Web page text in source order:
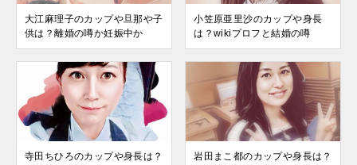
大江麻理子のカップや旦那や子
供は？離婚の噂か妊娠中か
小笠原亜里沙のカップや身長
は？wikiプロフと結婚の噂
寺田ちひろのカップや身長は？
岩田まこ都のカップや身長は？